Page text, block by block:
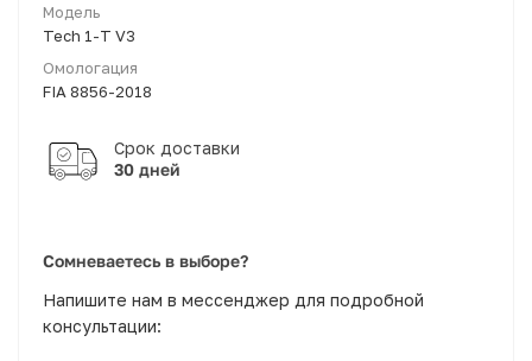
30 дней
Модель
Tech 1-T V3
Омологация
FIA 8856-2018
Сомневаетесь в выборе?
Напишите нам в мессенджер для подробной
консультации: